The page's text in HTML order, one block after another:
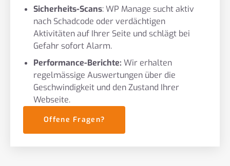
Sicherheits-Scans: WP Manage sucht aktiv
nach Schadcode oder verdächtigen
Aktivitäten auf Ihrer Seite und schlägt bei
Gefahr sofort Alarm.
Performance-Berichte: Wir erhalten
regelmässige Auswertungen über die
Geschwindigkeit und den Zustand Ihrer
Webseite.
Offene Fragen?